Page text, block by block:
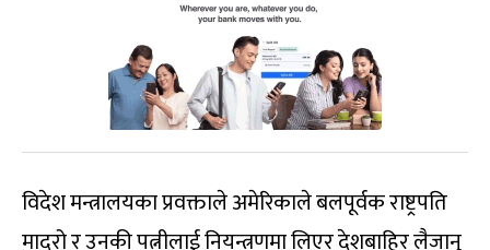
विदेश मन्त्रालयका प्रवक्ताले अमेरिकाले बलपूर्वक राष्ट्रपति
मादुरो र उनकी पत्नीलाई नियन्त्रणमा लिएर देशबाहिर लैजानु